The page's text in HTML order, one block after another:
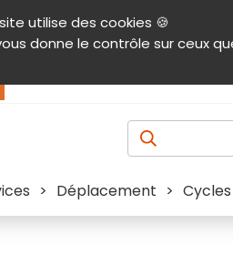
utilise des cookies 🍪
donne le contrôle sur ceux
Aide et accessibilité Menu principal
> Déplacement >